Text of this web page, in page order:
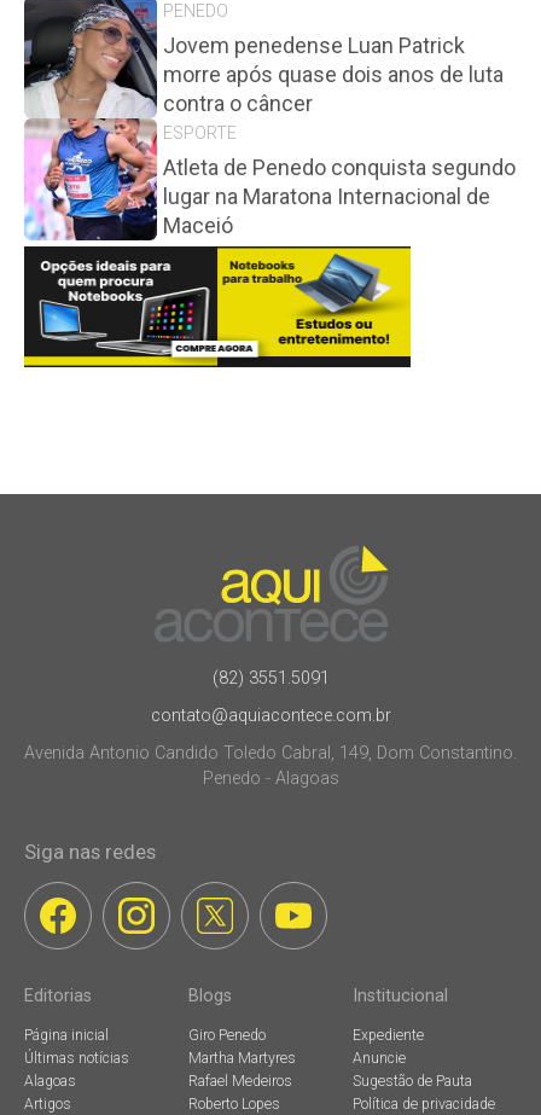
PENEDO
Jovem penedense Luan Patrick
morre após quase dois anos de luta
contra o câncer
ESPORTE
Atleta de Penedo conquista segundo
lugar na Maratona Internacional de
Maceió
(82) 3551.5091
contato@aquiacontece.com.br
Avenida Antonio Candido Toledo Cabral, 149, Dom Constantino.
Penedo - Alagoas
Siga nas redes
Editorias
Página inicial
Últimas notícias
Alagoas
Artigos
Blogs
Giro Penedo
Martha Martyres
Rafael Medeiros
Roberto Lopes
Institucional
Expediente
Anuncie
Sugestão de Pauta
Política de privacidade